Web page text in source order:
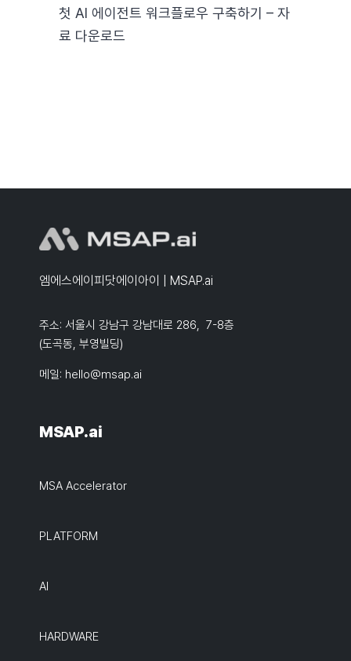
Search
첫 AI 에이전트 워크플로우 구축하기 – 자
료 다운로드
엠에스에이피닷에이아이 | MSAP.ai
주소: 서울시 강남구 강남대로 286, 7-8층
(도곡동, 부영빌딩)
메일: hello@msap.ai
MSAP.ai
MSA Accelerator
PLATFORM
AI
HARDWARE